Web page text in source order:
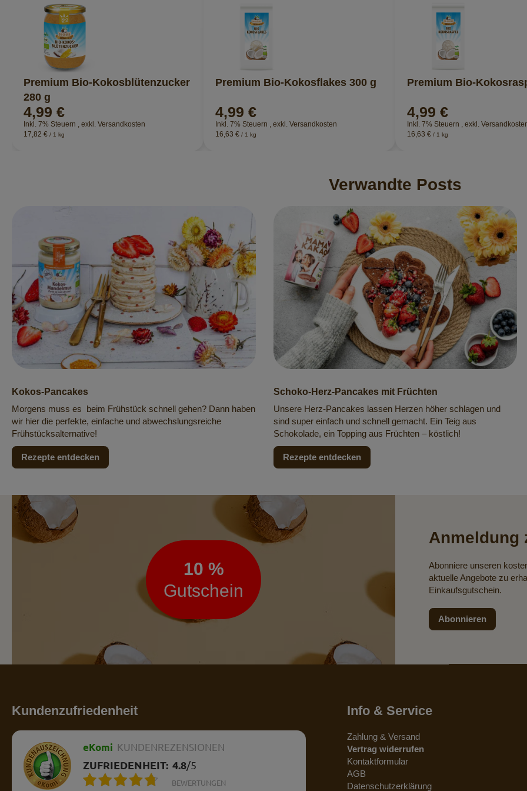
Premium Bio-Kokosblütenzucker
280 g
4,99 €
Inkl. 7% Steuern , exkl. Versandkosten
17,82 € / 1 kg
Premium Bio-Kokosflakes 300 g
4,99 €
Inkl. 7% Steuern , exkl. Versandkosten
16,63 € / 1 kg
Premium Bio-
4,99 €
Inkl. 7% Steuern , exkl.
16,63 € / 1 kg
Verwandte Posts
Kokos-Pancakes
Morgens muss es beim Frühstück schnell gehen? Dann haben
wir hier die perfekte, einfache und abwechslungsreiche
Frühstücksalternative!
Rezepte entdecken
Schoko-Herz-Pancakes mit Früchten
Unsere Herz-Pancakes lassen Herzen höher schlagen und
sind super einfach und schnell gemacht. Ein Teig aus
Schokolade, ein Topping aus Früchten – köstlich!
Rezepte entdecken
Newsletter
10 %
Gutschein
Anmeldung
Abonniere unseren
aktuelle Angebote zu
Einkaufsgutschein.
Abonnieren
Kundenzufriedenheit
eKomi KUNDENREZENSIONEN
ZUFRIEDENHEIT: 4.8/5
BEWERTUNGEN
Info & Service
Zahlung & Versand
Vertrag widerrufen
Kontaktformular
AGB
Datenschutzerklärung